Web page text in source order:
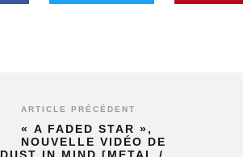
ARTICLE PRÉCÉDENT
« A FADED STAR »,
NOUVELLE VIDÉO DE